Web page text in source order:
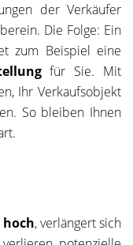
der Verkäufer
Die Folge: Ein
zum Beispiel eine
für Sie. Mit
Ihr Verkaufsobjekt
So bleiben Ihnen
, verlängert sich